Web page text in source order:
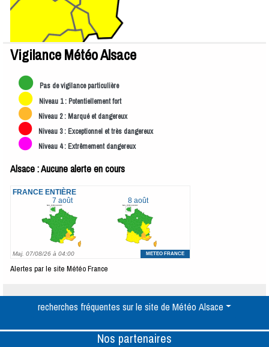
Vigilance Météo Alsace
Pas de vigilance particulière
Niveau 1 : Potentiellement fort
Niveau 2 : Marqué et dangereux
Niveau 3 : Exceptionnel et très dangereux
Niveau 4 : Extrêmement dangereux
Alsace : Aucune alerte en cours
Alertes par le site Météo France
recherches fréquentes sur le site de Météo Alsace
Nos partenaires